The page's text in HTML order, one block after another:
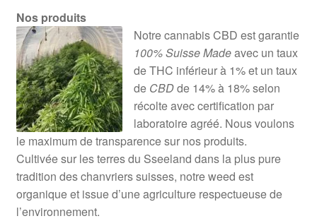
Nos produits
Notre cannabis CBD est garantie
100% Suisse Madeavec un taux
de THC inférieur à 1% et un taux
deCBDde 14% à 18% selon
récolte avec certification par
laboratoire agréé. Nous voulons
le maximum de transparence sur nos produits.
Cultivée sur les terres du Sseeland dans la plus pure
tradition des chanvriers suisses, notre weed est
organique et issue d’une agriculture respectueuse de
l’environnement.